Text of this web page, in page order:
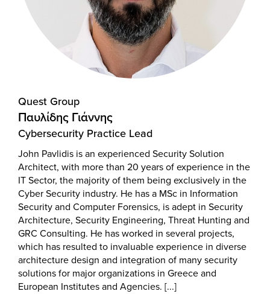
Quest Group
Παυλίδης Γιάννης
Cybersecurity Practice Lead
John Pavlidis is an experienced Security Solution
Architect, with more than 20 years of experience in the
IT Sector, the majority of them being exclusively in the
Cyber Security industry. He has a MSc in Information
Security and Computer Forensics, is adept in Security
Architecture, Security Engineering, Threat Hunting and
GRC Consulting. He has worked in several projects,
which has resulted to invaluable experience in diverse
architecture design and integration of many security
solutions for major organizations in Greece and
European Institutes and Agencies. [...]